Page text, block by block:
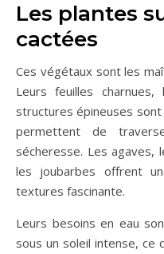
Les plantes
cactées
Ces végétaux sont les
Leurs feuilles
structures épineuses
permettent de
sécheresse. Les agaves,
les joubarbes offrent
textures fascinante.
Leurs besoins en eau
sous un soleil intense, ce